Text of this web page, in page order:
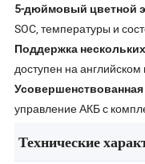
5-дюймовый цветной
SOC, температуры и
Поддержка
доступен на
Усовершенствованная
управление АКБ с
Технические